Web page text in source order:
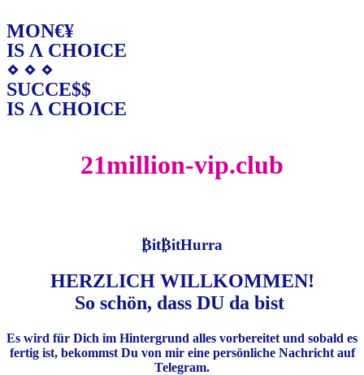
MON€¥
IS Λ CHOICE
⋄ ⋄ ⋄
SUCCE$$
IS Λ CHOICE
21million-vip.club
₿it₿itHurra
HERZLICH WILLKOMMEN!
So schön, dass DU da bist
Es wird für Dich im Hintergrund alles vorbereitet und sobald es
fertig ist, bekommst Du von mir eine persönliche Nachricht auf
Telegram.